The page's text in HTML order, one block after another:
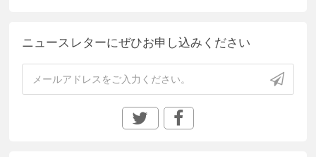
ニュースレターにぜひお申し込みください